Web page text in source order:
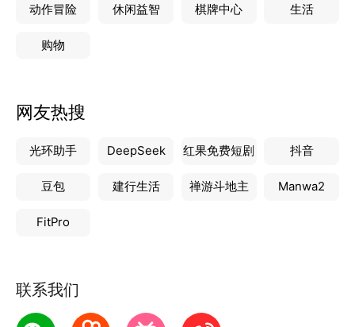
动作冒险 休闲益智 棋牌中心 生活
购物
网友热搜
光环助手 DeepSeek 红果免费短剧 抖音
豆包 建行生活 禅游斗地主 Manwa2
FitPro
联系我们